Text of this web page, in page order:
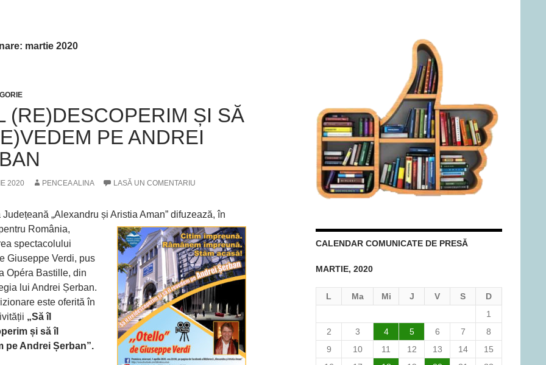
martie 2020
(RE)DESCOPERIM ȘI SĂ
PE ANDREI
2020 PENCEA ALINA LASĂ UN COMENTARIU
„Alexandru și Aristia Aman” difuzează, în
România,
spectacolului
Giuseppe Verdi, pus
Opéra Bastille, din
lui Andrei Șerban.
este oferită în
„Să îl
și să îl
pe Andrei Șerban”.
CALENDAR COMUNICATE DE PRESĂ
MARTIE, 2020
L Ma Mi J V S D
1
2
3 4 5 6 7
8
9
10 11 12 13 14
15